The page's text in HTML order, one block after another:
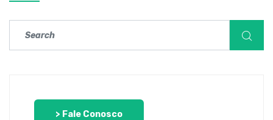
> Fale Conosco